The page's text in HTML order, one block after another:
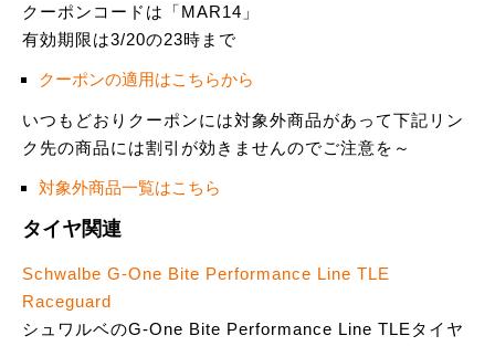
クーポンコードは「MAR14」
有効期限は3/20の23時まで
クーポンの適用はこちらから
いつもどおりクーポンには対象外商品があって下記リン
ク先の商品には割引が効きませんのでご注意を～
対象外商品一覧はこちら
タイヤ関連
Schwalbe G-One Bite Performance Line TLE
Raceguard
シュワルベのG-One Bite Performance Line TLEタイヤ